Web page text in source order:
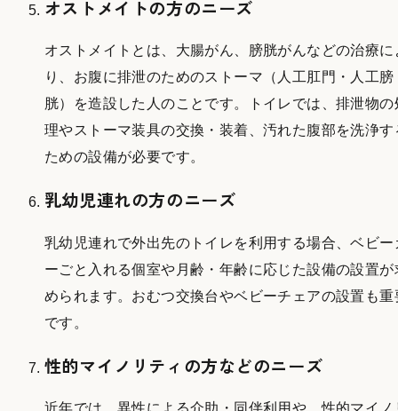
オストメイトの方のニーズ
オストメイトとは、大腸がん、膀胱がんなどの治療に
り、お腹に排泄のためのストーマ（人工肛門・人工膀
胱）を造設した人のことです。トイレでは、排泄物の
理やストーマ装具の交換・装着、汚れた腹部を洗浄す
ための設備が必要です。
乳幼児連れの方のニーズ
乳幼児連れで外出先のトイレを利用する場合、ベビー
ーごと入れる個室や月齢・年齢に応じた設備の設置が
められます。おむつ交換台やベビーチェアの設置も重
です。
性的マイノリティの方などのニーズ
近年では、異性による介助・同伴利用や、性的マイノ